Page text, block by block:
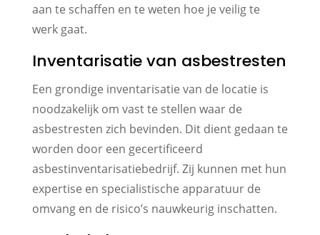
aan te schaffen en te weten hoe je veilig te
werk gaat.
Inventarisatie van asbestresten
Een grondige inventarisatie van de locatie is
noodzakelijk om vast te stellen waar de
asbestresten zich bevinden. Dit dient gedaan te
worden door een gecertificeerd
asbestinventarisatiebedrijf. Zij kunnen met hun
expertise en specialistische apparatuur de
omvang en de risico’s nauwkeurig inschatten.